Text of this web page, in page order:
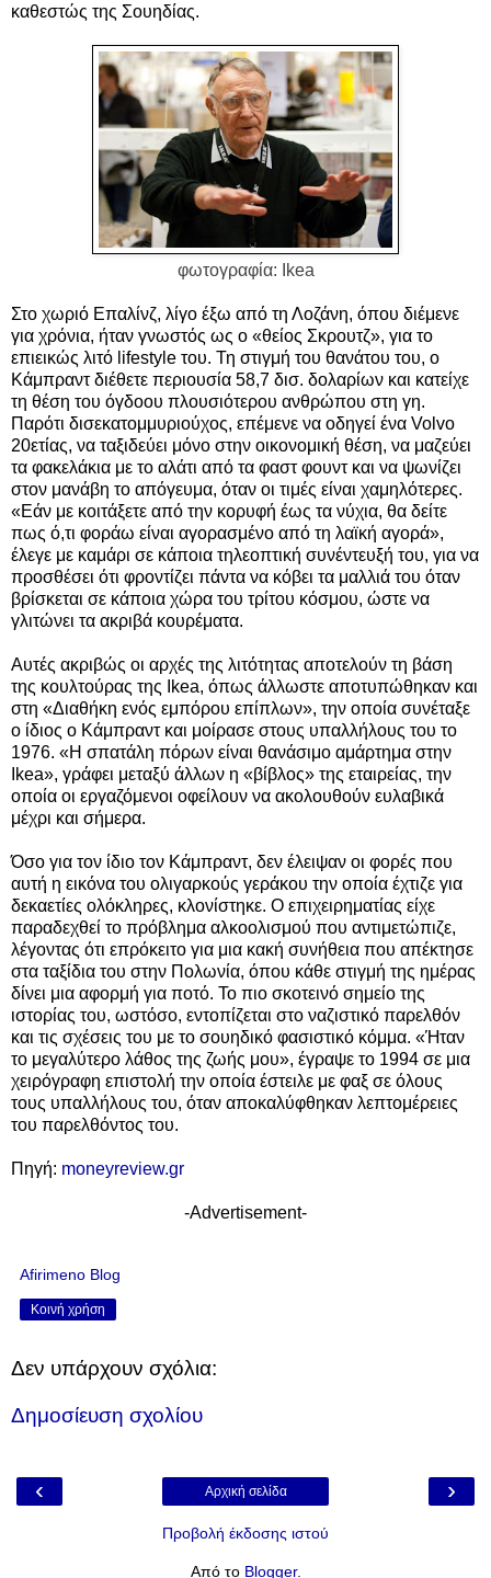
καθεστώς της Σουηδίας.
φωτογραφία: Ikea
Στο χωριό Επαλίνζ, λίγο έξω από τη Λοζάνη, όπου διέμενε
για χρόνια, ήταν γνωστός ως ο «θείος Σκρουτζ», για το
επιεικώς λιτό lifestyle του. Τη στιγμή του θανάτου του, ο
Κάμπραντ διέθετε περιουσία 58,7 δισ. δολαρίων και κατείχε
τη θέση του όγδοου πλουσιότερου ανθρώπου στη γη.
Παρότι δισεκατομμυριούχος, επέμενε να οδηγεί ένα Volvo
20ετίας, να ταξιδεύει μόνο στην οικονομική θέση, να μαζεύει
τα φακελάκια με το αλάτι από τα φαστ φουντ και να ψωνίζει
στον μανάβη το απόγευμα, όταν οι τιμές είναι χαμηλότερες.
«Εάν με κοιτάξετε από την κορυφή έως τα νύχια, θα δείτε
πως ό,τι φοράω είναι αγορασμένο από τη λαϊκή αγορά»,
έλεγε με καμάρι σε κάποια τηλεοπτική συνέντευξή του, για να
προσθέσει ότι φροντίζει πάντα να κόβει τα μαλλιά του όταν
βρίσκεται σε κάποια χώρα του τρίτου κόσμου, ώστε να
γλιτώνει τα ακριβά κουρέματα.
Αυτές ακριβώς οι αρχές της λιτότητας αποτελούν τη βάση
της κουλτούρας της Ikea, όπως άλλωστε αποτυπώθηκαν και
στη «Διαθήκη ενός εμπόρου επίπλων», την οποία συνέταξε
ο ίδιος ο Κάμπραντ και μοίρασε στους υπαλλήλους του το
1976. «Η σπατάλη πόρων είναι θανάσιμο αμάρτημα στην
Ikea», γράφει μεταξύ άλλων η «βίβλος» της εταιρείας, την
οποία οι εργαζόμενοι οφείλουν να ακολουθούν ευλαβικά
μέχρι και σήμερα.
Όσο για τον ίδιο τον Κάμπραντ, δεν έλειψαν οι φορές που
αυτή η εικόνα του ολιγαρκούς γεράκου την οποία έχτιζε για
δεκαετίες ολόκληρες, κλονίστηκε. Ο επιχειρηματίας είχε
παραδεχθεί το πρόβλημα αλκοολισμού που αντιμετώπιζε,
λέγοντας ότι επρόκειτο για μια κακή συνήθεια που απέκτησε
στα ταξίδια του στην Πολωνία, όπου κάθε στιγμή της ημέρας
δίνει μια αφορμή για ποτό. Το πιο σκοτεινό σημείο της
ιστορίας του, ωστόσο, εντοπίζεται στο ναζιστικό παρελθόν
και τις σχέσεις του με το σουηδικό φασιστικό κόμμα. «Ήταν
το μεγαλύτερο λάθος της ζωής μου», έγραψε το 1994 σε μια
χειρόγραφη επιστολή την οποία έστειλε με φαξ σε όλους
τους υπαλλήλους του, όταν αποκαλύφθηκαν λεπτομέρειες
του παρελθόντος του.
Πηγή: moneyreview.gr
-Advertisement-
Afirimeno Blog
Κοινή χρήση
Δεν υπάρχουν σχόλια:
Δημοσίευση σχολίου
‹ ›
Αρχική σελίδα
Προβολή έκδοσης ιστού
Από το Blogger.